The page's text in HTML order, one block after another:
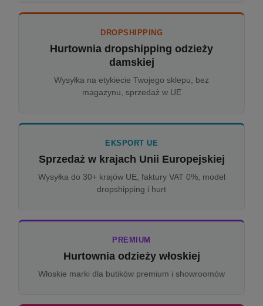
DROPSHIPPING
Hurtownia dropshipping odzieży
damskiej
Wysyłka na etykiecie Twojego sklepu, bez
magazynu, sprzedaż w UE
EKSPORT UE
Sprzedaż w krajach Unii Europejskiej
Wysyłka do 30+ krajów UE, faktury VAT 0%, model
dropshipping i hurt
PREMIUM
Hurtownia odzieży włoskiej
Włoskie marki dla butików premium i showroomów